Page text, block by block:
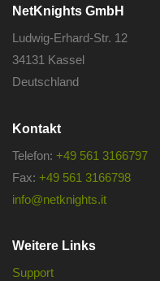
NetKnights GmbH
Ludwig-Erhard-Str. 12
34131 Kassel
Deutschland
Kontakt
Telefon: +49 561 3166797
Fax: +49 561 3166798
info@netknights.it
Weitere Links
Support